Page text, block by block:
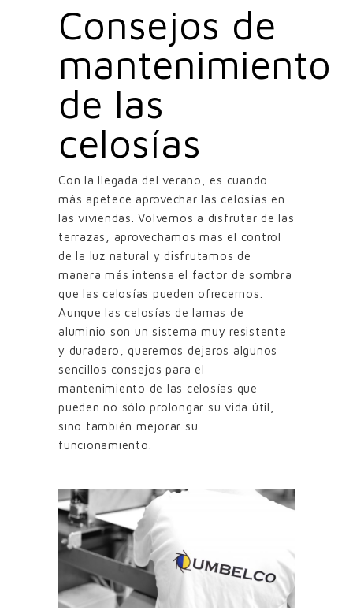
Consejos de
mantenimiento
de las
celosías
Con la llegada del verano, es cuando
más apetece aprovechar las celosías en
las viviendas. Volvemos a disfrutar de las
terrazas, aprovechamos más el control
de la luz natural y disfrutamos de
manera más intensa el factor de sombra
que las celosías pueden ofrecernos.
Aunque las celosías de lamas de
aluminio son un sistema muy resistente
y duradero, queremos dejaros algunos
sencillos consejos para el
mantenimiento de las celosías que
pueden no sólo prolongar su vida útil,
sino también mejorar su
funcionamiento.